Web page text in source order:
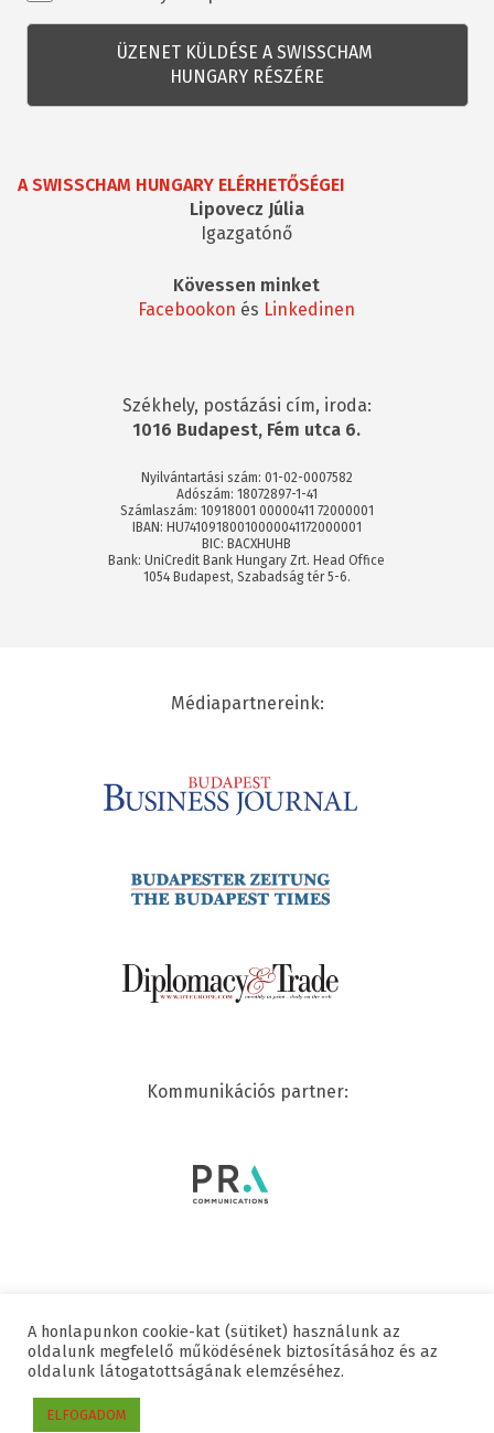
kapcsolatos
kérdés
A SWISSCHAM HUNGARY ELÉRHETŐSÉGEI
Lipovecz Júlia
Igazgatónő
Kövessen minket
Facebookon és Linkedinen
Székhely, postázási cím, iroda:
1016 Budapest, Fém utca 6.
Nyilvántartási szám: 01-02-0007582
Adószám: 18072897-1-41
Számlaszám: 10918001 00000411 72000001
IBAN: HU74109180010000041172000001
BIC: BACXHUHB
Bank: UniCredit Bank Hungary Zrt. Head Office
1054 Budapest, Szabadság tér 5-6.
Médiapartnereink:
Kommunikációs partner:
© 2020 SWISSCHAM | MINDEN JOG FENNTARTVA
Hasznos linkek
Adatvédelmi nyilatkozat
A honlapunkon cookie-kat (sütiket) használunk az
oldalunk megfelelő működésének biztosításához és az
oldalunk látogatottságának elemzéséhez.
ELFOGADOM